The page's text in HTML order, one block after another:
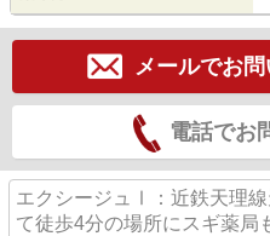
メールでお
電話でお
エクシージュⅠ：近鉄天理
て徒歩4分の場所にスギ薬